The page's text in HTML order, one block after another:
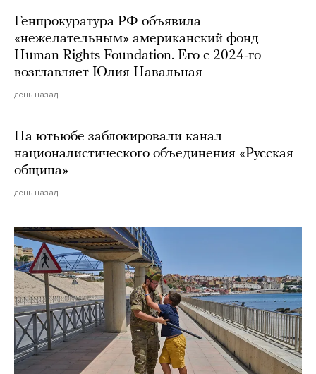
Генпрокуратура РФ объявила
«нежелательным» американский фонд
Human Rights Foundation. Его с 2024-го
возглавляет Юлия Навальная
день назад
На ютьюбе заблокировали канал
националистического объединения «Русская
община»
день назад